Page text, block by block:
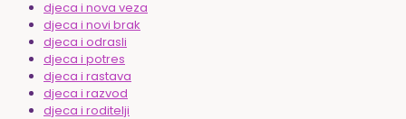
djeca i nova veza
djeca i novi brak
djeca i odrasli
djeca i potres
djeca i rastava
djeca i razvod
djeca i roditelji